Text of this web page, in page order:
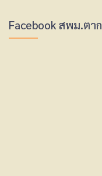
Facebook สพม.ตาก